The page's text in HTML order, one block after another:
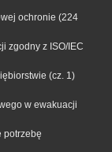
ochronie (224
zgodny z ISO/IEC
(cz. 1)
w ewakuacji
potrzebę